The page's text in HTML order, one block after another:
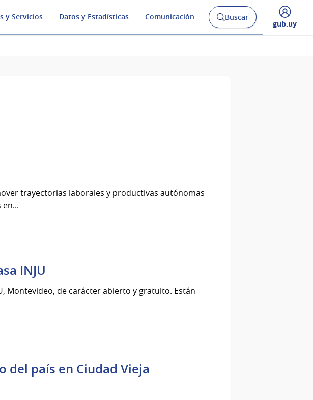
y Servicios Datos y Estadísticas Comunicación
Abrir
buscador
Buscar
Desplegar
gub.uy
trayectorias laborales y productivas autónomas
INJU
Montevideo, de carácter abierto y gratuito. Están
país en Ciudad Vieja